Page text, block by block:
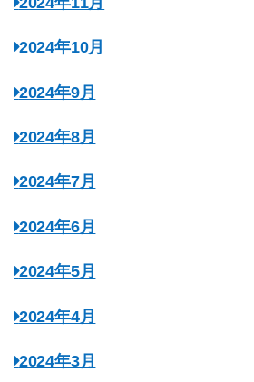
2024年10月
2024年9月
2024年8月
2024年7月
2024年6月
2024年5月
2024年4月
2024年3月